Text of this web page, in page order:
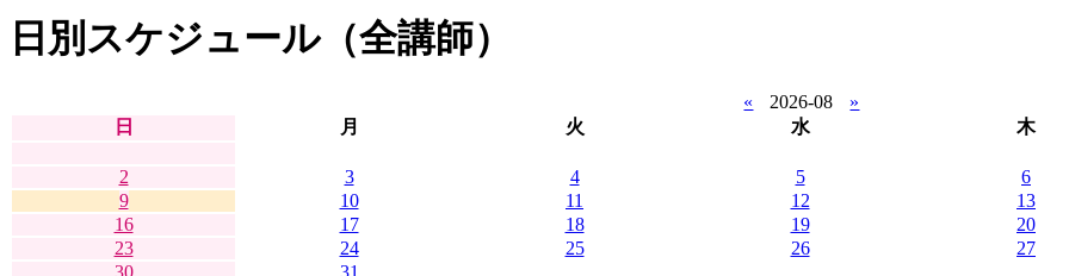
日別スケジュール（全講師）
« 2026-08
»
日
月 火 水 木
2
3 4 5 6
9
10 11 12 13
16
17 18 19 20
23
24 25 26 27
30
31